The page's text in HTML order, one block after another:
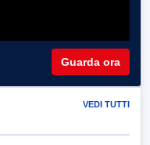
Guarda ora
VEDI TUTTI